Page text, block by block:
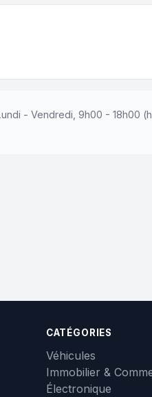
- Vendredi, 9h00 - 18h00
CATÉGORIES
Véhicules
Immobilier &
Électronique